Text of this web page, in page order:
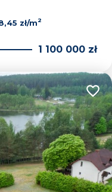
zł/m2
1 100 000 zł